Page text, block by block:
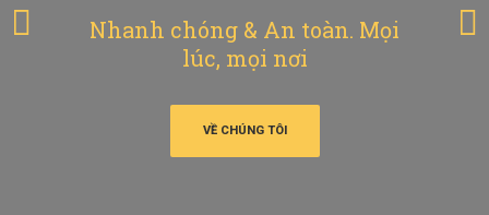
Nhanh chóng & An toàn. Mọi
lúc, mọi nơi
VỀ CHÚNG TÔI